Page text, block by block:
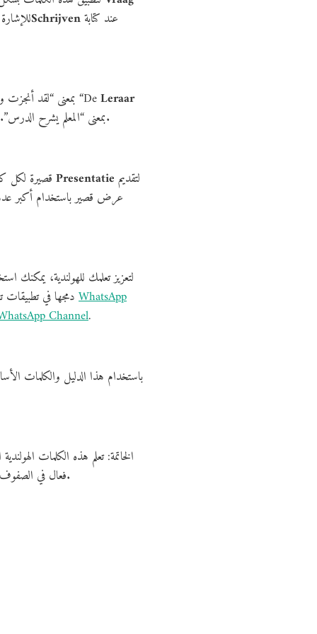
Schrijven
gemaakt” بمعنى “لقد أنجزت واجبي المنزلي”، أو “DeLeraar
uit” بمعنى “المعلم يشرح الدرس”. كتابة هذه الجمل وممارستها يوميًا تساعدك على تذكر الكلمات بسرعة أكبر وتطبيقها مباشرة في المحادثات.
Presentatie
عرض قصير باستخدام أكبر عدد
لتعزيز تعلمك للهولندية،
WhatsApp
Channel.
باستخدام هذا الدليل والكلمات
الخاتمة: تعلم هذه الكلمات
فعال في الصفوف الدراسية وتحسين مهاراتك اللغوية بسرعة. استمر في التعلم واستخدام الموارد المتاحة لتحقيق تقدم ملحوظ في اللغة الهولندية.